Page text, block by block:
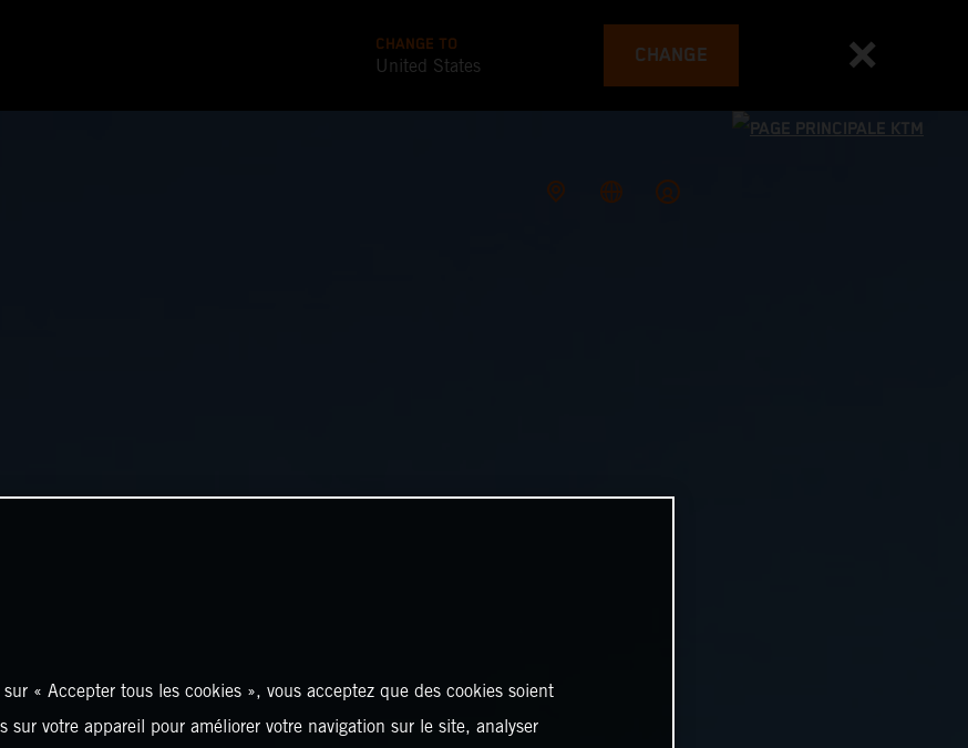
CHANGE TO
United States CHANGE
« Accepter tous les cookies », vous acceptez que des cookies soient
sur votre appareil pour améliorer votre navigation sur le site, analyser